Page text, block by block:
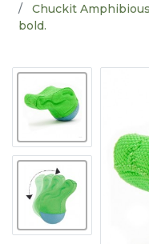
Chuckit
bold.